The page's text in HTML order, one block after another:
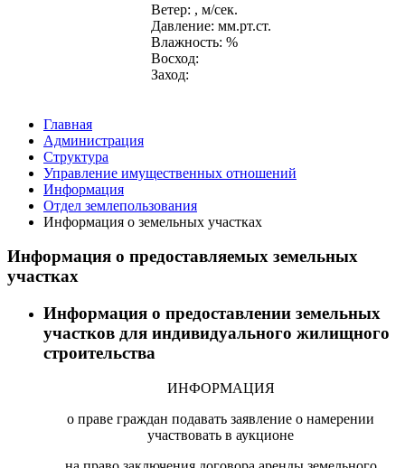
Ветер: , м/сек.
Давление: мм.рт.ст.
Влажность: %
Восход:
Заход:
Главная
Администрация
Структура
Управление имущественных отношений
Информация
Отдел землепользования
Информация о земельных участках
Информация о предоставляемых земельных
участках
Информация о предоставлении земельных
участков для индивидуального жилищного
строительства
ИНФОРМАЦИЯ
о праве граждан подавать заявление о намерении
участвовать в аукционе